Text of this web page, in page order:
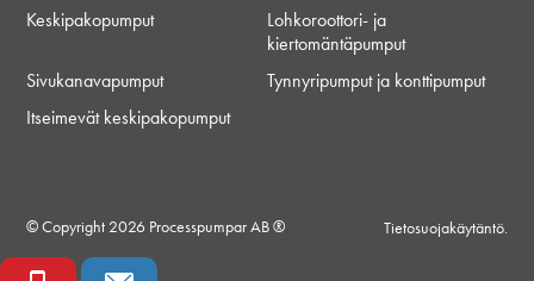
Keskipakopumput
Lohkoroottori- ja
kiertomäntäpumput
Sivukanavapumput
Tynnyripumput ja konttipumput
Itseimevät keskipakopumput
© Copyright 2026 Processpumpar AB ® Tietosuojakäytäntö.